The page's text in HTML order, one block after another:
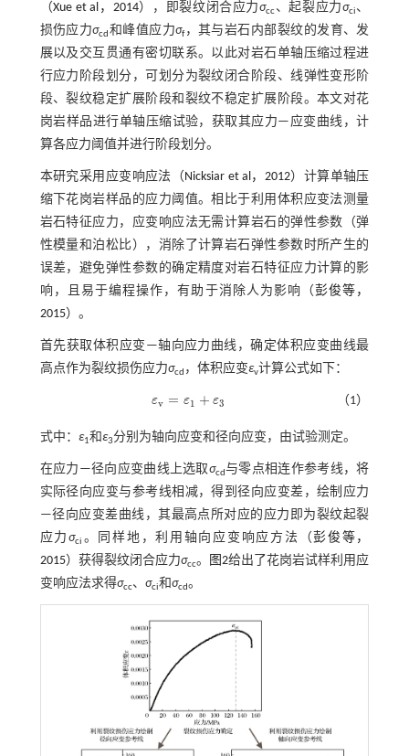
（Xue et al，2014），即裂纹闭合应力σcc、起裂应力σci、
损伤应力σcd和峰值应力σf，其与岩石内部裂纹的发育、发
展以及交互贯通有密切联系。以此对岩石单轴压缩过程进
行应力阶段划分，可划分为裂纹闭合阶段、线弹性变形阶
段、裂纹稳定扩展阶段和裂纹不稳定扩展阶段。本文对花
岗岩样品进行单轴压缩试验，获取其应力—应变曲线，计
算各应力阈值并进行阶段划分。
本研究采用应变响应法（Nicksiar et al，2012）计算单轴压
缩下花岗岩样品的应力阈值。相比于利用体积应变法测量
岩石特征应力，应变响应法无需计算岩石的弹性参数（弹
性模量和泊松比），消除了计算岩石弹性参数时所产生的
误差，避免弹性参数的确定精度对岩石特征应力计算的影
响，且易于编程操作，有助于消除人为影响（彭俊等，
2015）。
首先获取体积应变—轴向应力曲线，确定体积应变曲线最
高点作为裂纹损伤应力σcd ，体积应变εv计算公式如下：
εv = ε1 + ε3
εv=ε1 +ε3 （1）
式中： ε1和ε3分别为轴向应变和径向应变，由试验测定。
在应力—径向应变曲线上选取σcd与零点相连作参考线，将
实际径向应变与参考线相减，得到径向应变差，绘制应力
—径向应变差曲线，其最高点所对应的应力即为裂纹起裂
应力σci 。同样地，利用轴向应变响应方法（彭俊等，
2015）获得裂纹闭合应力σcc。 图2给出了花岗岩试样利用应
变响应法求得σcc、 σci和σcd。